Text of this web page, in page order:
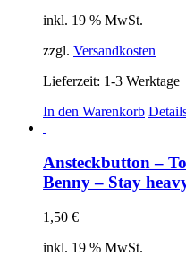
inkl. 19 % MwSt.
zzgl. Versandkosten
Lieferzeit: 1-3 Werktage
In den Warenkorb
Ansteckbutton –
Benny – Stay
1,50 €
inkl. 19 % MwSt.